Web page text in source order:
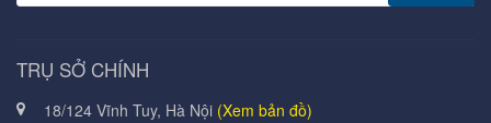
TRỤ SỞ CHÍNH
18/124 Vĩnh Tuy, Hà Nội (Xem bản đồ)